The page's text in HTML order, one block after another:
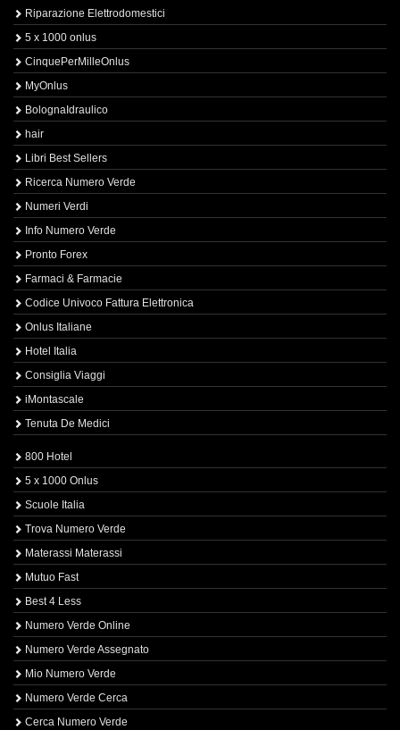
Riparazione Elettrodomestici
5 x 1000 onlus
CinquePerMilleOnlus
MyOnlus
BolognaIdraulico
hair
Libri Best Sellers
Ricerca Numero Verde
Numeri Verdi
Info Numero Verde
Pronto Forex
Farmaci & Farmacie
Codice Univoco Fattura Elettronica
Onlus Italiane
Hotel Italia
Consiglia Viaggi
iMontascale
Tenuta De Medici
800 Hotel
5 x 1000 Onlus
Scuole Italia
Trova Numero Verde
Materassi Materassi
Mutuo Fast
Best 4 Less
Numero Verde Online
Numero Verde Assegnato
Mio Numero Verde
Numero Verde Cerca
Cerca Numero Verde